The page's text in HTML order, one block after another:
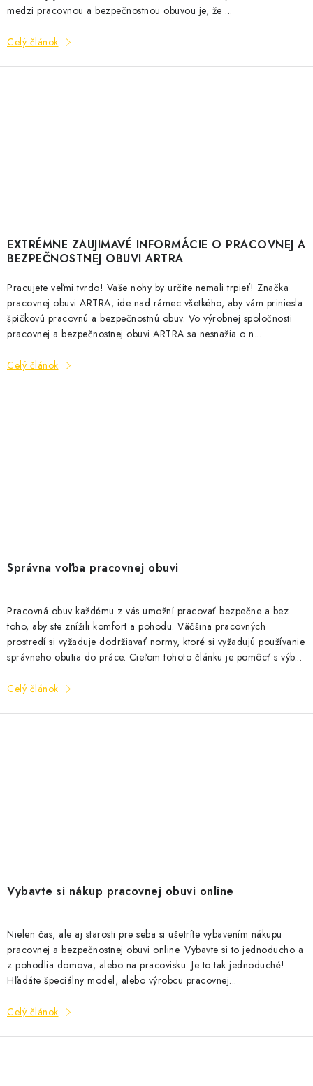
medzi pracovnou a bezpečnostnou obuvou je, že ...
Celý článok
EXTRÉMNE ZAUJIMAVÉ INFORMÁCIE O PRACOVNEJ A
BEZPEČNOSTNEJ OBUVI ARTRA
Pracujete veľmi tvrdo! Vaše nohy by určite nemali trpieť! Značka
pracovnej obuvi ARTRA, ide nad rámec všetkého, aby vám priniesla
špičkovú pracovnú a bezpečnostnú obuv. Vo výrobnej spoločnosti
pracovnej a bezpečnostnej obuvi ARTRA sa nesnažia o n...
Celý článok
Správna voľba pracovnej obuvi
Pracovná obuv každému z vás umožní pracovať bezpečne a bez
toho, aby ste znížili komfort a pohodu. Väčšina pracovných
prostredí si vyžaduje dodržiavať normy, ktoré si vyžadujú používanie
správneho obutia do práce. Cieľom tohoto článku je pomôcť s výb...
Celý článok
Vybavte si nákup pracovnej obuvi online
Nielen čas, ale aj starosti pre seba si ušetríte vybavením nákupu
pracovnej a bezpečnostnej obuvi online. Vybavte si to jednoducho a
z pohodlia domova, alebo na pracovisku. Je to tak jednoduché!
Hľadáte špeciálny model, alebo výrobcu pracovnej...
Celý článok